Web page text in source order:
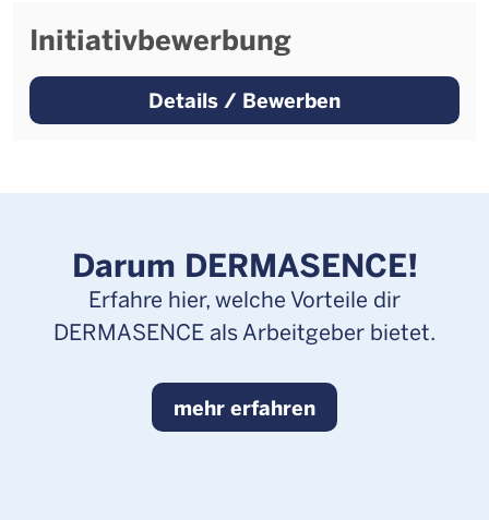
Initiativbewerbung
Details / Bewerben
Darum DERMASENCE!
Erfahre hier, welche Vorteile dir
DERMASENCE als Arbeitgeber bietet.
mehr erfahren